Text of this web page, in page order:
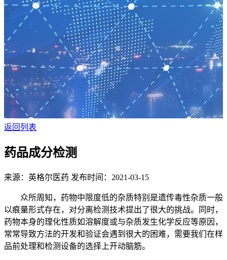
返回列表
药品成分检测
来源：英格尔医药 发布时间：2021-03-15
众所周知，药物中限度低的杂质特别是遗传毒性杂质一般
以痕量形式存在，对分离检测技术提出了很大的挑战。同时，
药物本身的理化性质如溶解度或与杂质发生化学反应等原因，
常常导致方法的开发和验证会遇到很大的困难，需要我们在样
品前处理和检测设备的选择上开动脑筋。